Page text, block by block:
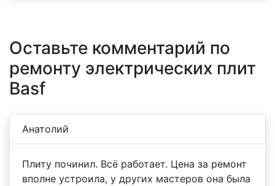
Оставьте комментарий по
ремонту электрических плит
Basf
Анатолий
Плиту починил. Всё работает. Цена за ремонт
вполне устроила, у других мастеров она была